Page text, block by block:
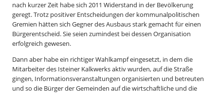
nach kurzer Zeit habe sich 2011 Widerstand in der Bevölkerung
geregt. Trotz positiver Entscheidungen der kommunalpolitischen
Gremien hätten sich Gegner des Ausbaus stark gemacht für einen
Bürgerentscheid. Sie seien zumindest bei dessen Organisation
erfolgreich gewesen.
Dann aber habe ein richtiger Wahlkampf eingesetzt, in dem die
Mitarbeiter des Isteiner Kalkwerks aktiv wurden, auf die Straße
gingen, Informationsveranstaltungen organisierten und betreuten
und so die Bürger der Gemeinden auf die wirtschaftliche und die